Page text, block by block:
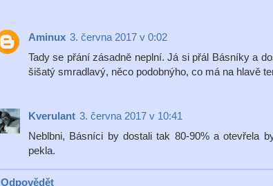
Aminux 3. června 2017 v 0:02
Tady se přání zásadně neplní. Já si přál Básníky a
šišatý smradlavý, něco podobnýho, co má na hlavě
Kverulant 3. června 2017 v 10:41
Neblbni, Básníci by dostali tak 80-90% a otevřela
pekla.
Odpovědět